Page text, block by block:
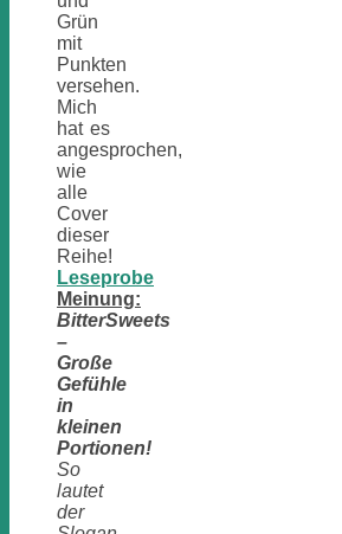
Grün
mit
Punkten
versehen.
Mich
hat es
angesprochen,
wie
alle
Cover
dieser
Reihe!
Leseprobe
Meinung:
BitterSweets
–
Große
Gefühle
in
kleinen
Portionen!
So
lautet
der